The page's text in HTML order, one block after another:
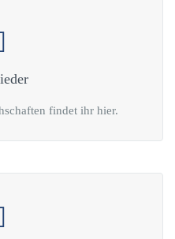
findet ihr hier.